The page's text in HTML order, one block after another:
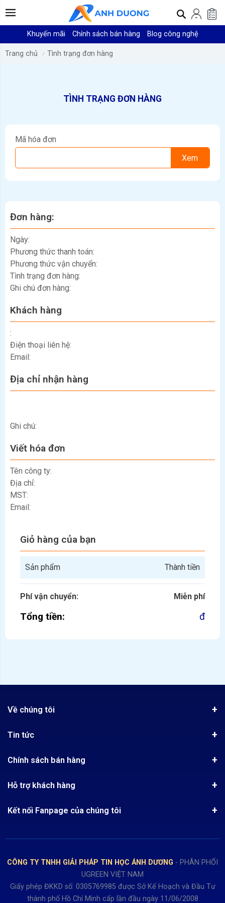
Khuyến mãi Chính sách bán hàng Blog công nghệ
Trang chủ Tình trạng đơn hàng
TÌNH TRẠNG ĐƠN HÀNG
Mã hóa đơn
Đơn hàng:
Ngày:
Phương thức thanh toán:
Phương thức vận chuyển:
Tình trạng đơn hàng:
Ghi chú đơn hàng:
Khách hàng
:
Điện thoại liên hệ:
Email:
Địa chỉ nhận hàng
Ghi chú:
Viết hóa đơn
Tên công ty:
Địa chỉ:
MST:
Email:
Giỏ hàng của bạn
Sản phẩm Thành tiền
Phí vận chuyển: Miễn phí
Tổng tiền: đ
Về chúng tôi
Quy chế hoạt động
Tra cứu đơn hàng
Tin tức
Công nghệ - Sản phẩm mới
Review sản phẩm
Chính sách bán hàng
Chính sách Hủy, Đổi, Trả hàng
Hướng dẫn đăng ký tài khoản
Hỗ trợ khách hàng
Thời gian làm việc từ Thứ 2- Thứ 7
Buổi chiều từ 13h15 đến 17h30
Kết nối Fanpage của chúng tôi
CÔNG TY TNHH GIẢI PHÁP TIN HỌC ÁNH DƯƠNG - PHÂN PHỐI
UGREEN VIỆT NAM
Giấy phép ĐKKD số: 0305769985 được Sở Kế Hoạch và Đầu Tư
thành phố Hồ Chí Minh cấp lần đầu ngày 11/06/2008